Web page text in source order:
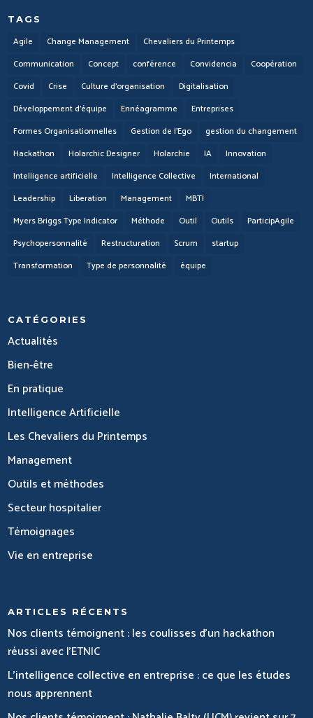
TAGS
Agile Change Management
Chevaliers du Printemps
Communication
Concept conférence Convidencia
Coopération
Covid
Crise Culture d'organisation
Digitalisation
Développement d'équipe
Ennéagramme
Entreprises
Formes Organisationnelles
Gestion de l'Ego
gestion du changement
Hackathon
Holarchic Designer Holarchie IA
Innovation
Intelligence artificielle
Intelligence Collective
International
Leadership
Liberation Management
MBTI
Myers Briggs Type Indicator
Méthode Outil Outils
ParticipAgile
Psychopersonnalité
Restructuration Scrum
startup
Transformation
Type de personnalité équipe
CATÉGORIES
Actualités
Bien-être
En pratique
Intelligence Artificielle
Les Chevaliers du Printemps
Management
Outils et méthodes
Secteur hospitalier
Témoignages
Vie en entreprise
ARTICLES RÉCENTS
Nos clients témoignent : les coulisses d’un hackathon
réussi avec l’ETNIC
L’intelligence collective en entreprise : ce que les études
nous apprennent